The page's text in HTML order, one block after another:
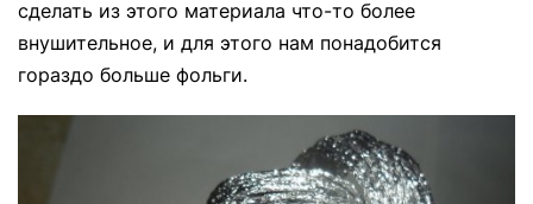
сделать из этого материала что-то более
внушительное, и для этого нам понадобится
гораздо больше фольги.